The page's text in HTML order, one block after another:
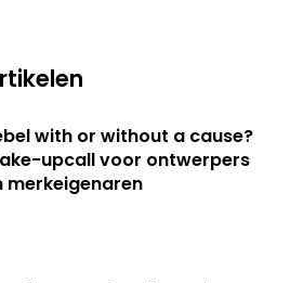
with or without a cause?
upcall voor ontwerpers
merkeigenaren